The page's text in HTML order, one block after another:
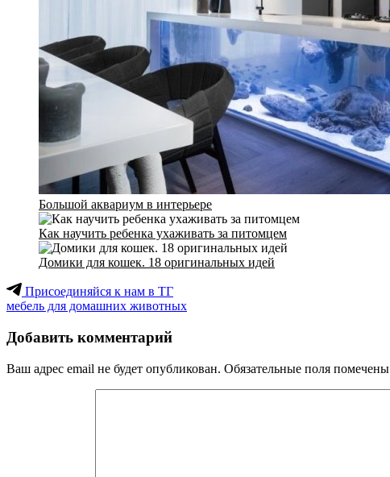
Большой аквариум в интерьере
Как научить ребенка ухаживать за питомцем
Домики для кошек. 18 оригинальных идей
Присоединяйся к нам в ТГ
мебель для домашних животных
Добавить комментарий
Ваш адрес email не будет опубликован. Обязательные поля помечены